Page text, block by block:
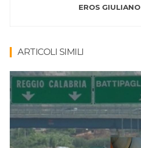
EROS GIULIANO
ARTICOLI SIMILI